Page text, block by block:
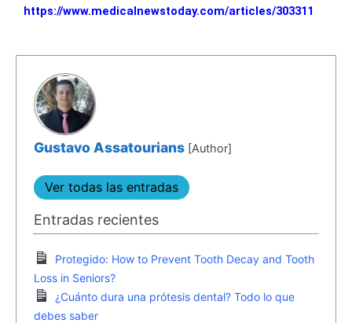
https://www.medicalnewstoday.com/articles/303311
Gustavo Assatourians[Author]
Ver todas las entradas
Entradas recientes
Protegido: How to Prevent Tooth Decay and Tooth
Loss in Seniors?
¿Cuánto dura una prótesis dental? Todo lo que
debes saber